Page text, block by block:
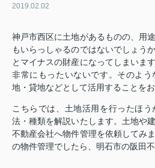
2019.02.02
神戸市西区に土地があるものの、用
もいらっしゃるのではないでしょう
とマイナスの財産になってしまいま
非常にもったいないです。そのよ
地・貸地などとして活用することをお
こちらでは、土地活用を行ったほ
法・種類を解説いたします。土地や
不動産会社へ物件管理を依頼してみ
の物件管理でしたら、明石市の阪田